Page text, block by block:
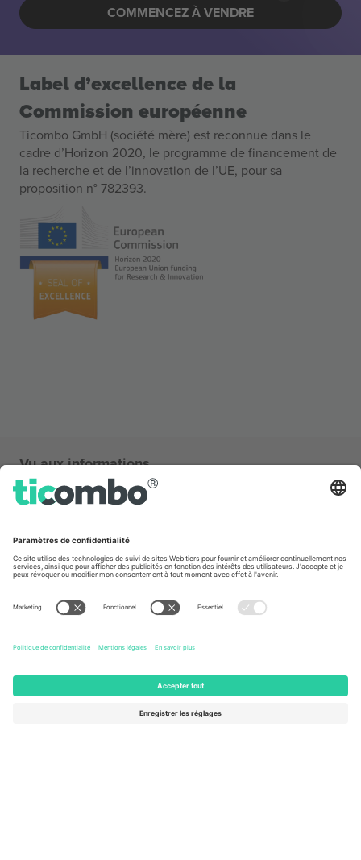
COMMENCEZ À VENDRE
Label d’excellence de la
Commission européenne
Ticombo GmbH (société mère) est reconnue dans le
cadre d’Horizon 2020, le programme de financement de
la recherche et de l’innovation de l’UE, pour sa
proposition n° 782393.
Vu aux informations
À propos de
Imprimer
Services de l'entreprise
Comment ça marche
Hôtels
Centre d'information sur la Coupe